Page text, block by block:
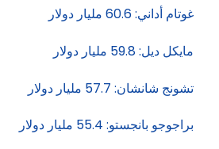
غوتام أداني: 60.6 مليار دولار
مايكل ديل: 59.8 مليار دولار
تشونج شانشان: 57.7 مليار دولار
براجوجو بانجستو: 55.4 مليار دولار